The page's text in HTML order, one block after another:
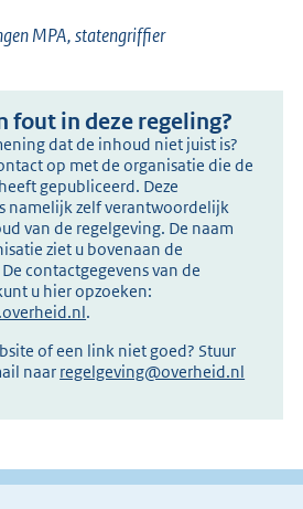
MPA, statengriffier
fout in deze regeling?
dat de inhoud niet juist is?
op met de organisatie die de
gepubliceerd. Deze
namelijk zelf verantwoordelijk
van de regelgeving. De naam
ziet u bovenaan de
contactgegevens van de
u hier opzoeken:
.
of een link niet goed? Stuur
naar regelgeving@overheid.nl